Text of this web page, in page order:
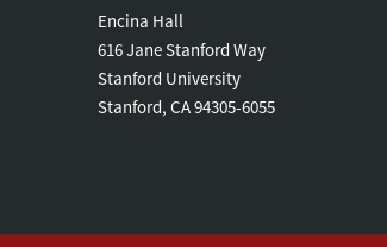
Encina Hall
616 Jane Stanford Way
Stanford University
Stanford, CA 94305-6055